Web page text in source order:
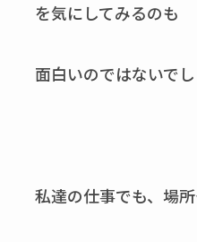
を気にしてみるのも
面白いのではないでし
私達の仕事でも、場所